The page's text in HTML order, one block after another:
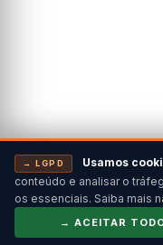
→ LGPD Usamos
conteúdo e analisar o
os essenciais. Saiba mais
→ ACEITAR